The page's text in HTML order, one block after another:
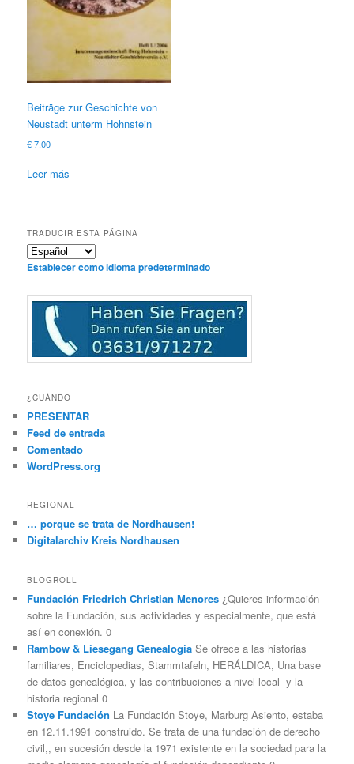
Beiträge zur Geschichte von
Neustadt unterm Hohnstein
€7.00
Leer más
TRADUCIR ESTA PÁGINA
Establecer como idioma predeterminado
¿CUÁNDO
PRESENTAR
Feed de entrada
Comentado
WordPress.org
REGIONAL
… porque se trata de Nordhausen!
Digitalarchiv Kreis Nordhausen
BLOGROLL
Fundación Friedrich Christian Menores ¿Quieres información
sobre la Fundación, sus actividades y especialmente, que está
así en conexión. 0
Rambow & Liesegang Genealogía Se ofrece a las historias
familiares, Enciclopedias, Stammtafeln, HERÁLDICA, Una base
de datos genealógica, y las contribuciones a nivel local- y la
historia regional 0
Stoye Fundación La Fundación Stoye, Marburg Asiento, estaba
en 12.11.1991 construido. Se trata de una fundación de derecho
civil,, en sucesión desde la 1971 existente en la sociedad para la